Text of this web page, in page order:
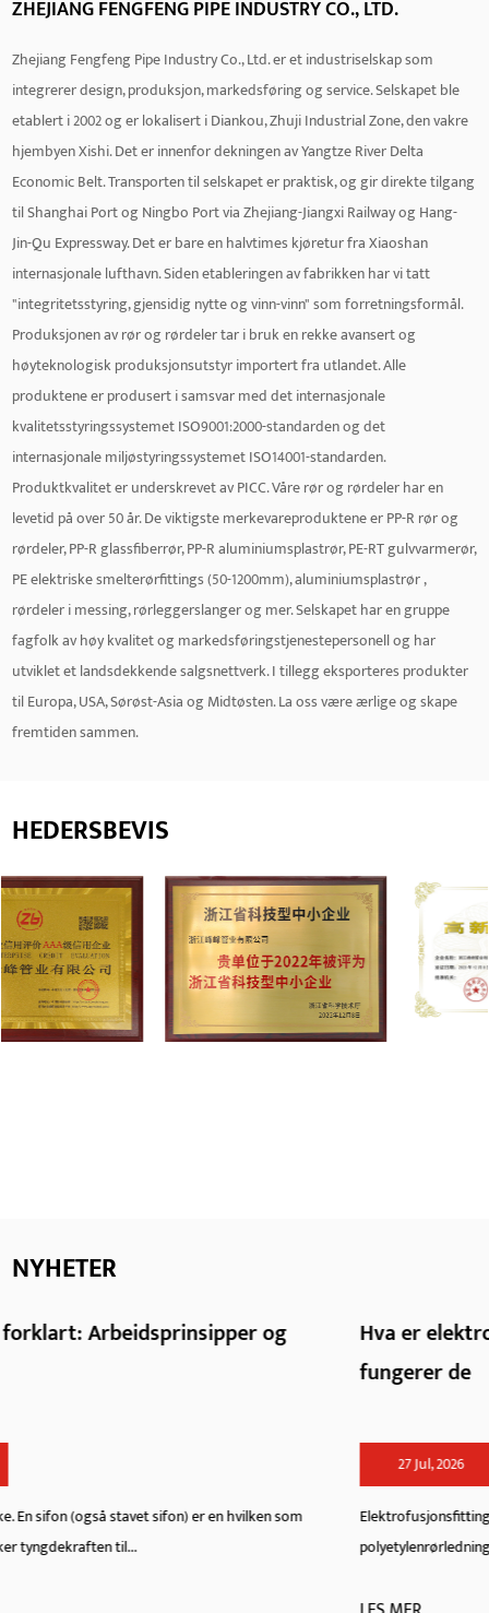
ZHEJIANG FENGFENG PIPE INDUSTRY CO., LTD.
Zhejiang Fengfeng Pipe Industry Co., Ltd. er et industriselskap som
integrerer design, produksjon, markedsføring og service. Selskapet ble
etablert i 2002 og er lokalisert i Diankou, Zhuji Industrial Zone, den vakre
hjembyen Xishi. Det er innenfor dekningen av Yangtze River Delta
Economic Belt. Transporten til selskapet er praktisk, og gir direkte tilgang
til Shanghai Port og Ningbo Port via Zhejiang-Jiangxi Railway og Hang-
Jin-Qu Expressway. Det er bare en halvtimes kjøretur fra Xiaoshan
internasjonale lufthavn. Siden etableringen av fabrikken har vi tatt
"integritetsstyring, gjensidig nytte og vinn-vinn" som forretningsformål.
Produksjonen av rør og rørdeler tar i bruk en rekke avansert og
høyteknologisk produksjonsutstyr importert fra utlandet. Alle
produktene er produsert i samsvar med det internasjonale
kvalitetsstyringssystemet ISO9001:2000-standarden og det
internasjonale miljøstyringssystemet ISO14001-standarden.
Produktkvalitet er underskrevet av PICC. Våre rør og rørdeler har en
levetid på over 50 år. De viktigste merkevareproduktene er PP-R rør og
rørdeler, PP-R glassfiberrør, PP-R aluminiumsplastrør, PE-RT gulvvarmerør,
PE elektriske smelterørfittings (50-1200mm), aluminiumsplastrør ,
rørdeler i messing, rørleggerslanger og mer. Selskapet har en gruppe
fagfolk av høy kvalitet og markedsføringstjenestepersonell og har
utviklet et landsdekkende salgsnettverk. I tillegg eksporteres produkter
til Europa, USA, Sørøst-Asia og Midtøsten. La oss være ærlige og skape
fremtiden sammen.
HEDERSBEVIS
NYHETER
Hva er elektrofusjonsfittings og hvordan
Elektrofusjonsfittings utgjør ryggraden i moderne
polyetylenrørledningsnettverk, og gir en skjøtemetode som produs...